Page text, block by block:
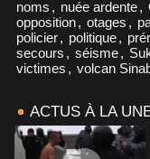
noms , nuée ardente,
opposition, otages ,
policier, politique,
secours , séisme,
victimes , volcan
ACTUS À LA